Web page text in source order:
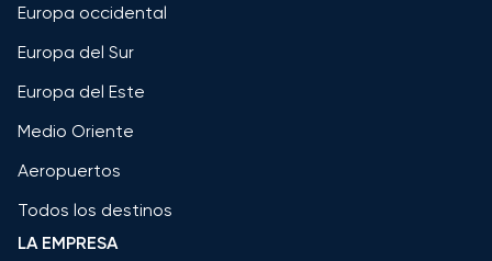
Europa occidental
Europa del Sur
Europa del Este
Medio Oriente
Aeropuertos
Todos los destinos
LA EMPRESA